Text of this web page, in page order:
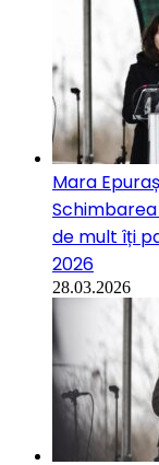
Mara
de mult îți
2026
28.03.2026